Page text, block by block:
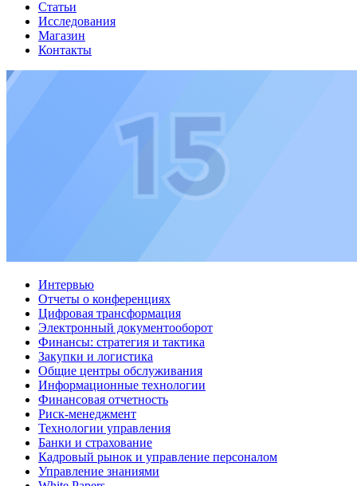
Статьи
Исследования
Магазин
Контакты
Интервью
Отчеты о конференциях
Цифровая трансформация
Электронный документооборот
Финансы: стратегия и тактика
Закупки и логистика
Общие центры обслуживания
Информационные технологии
Финансовая отчетность
Риск-менеджмент
Технологии управления
Банки и страхование
Кадровый рынок и управление персоналом
Управление знаниями